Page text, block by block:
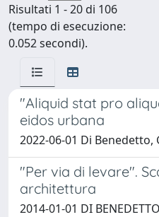
Risultati 1 - 20 di 106
(tempo di esecuzione:
0.052 secondi).
"Aliquid stat pro
eidos urbana
2022-06-01 Di Benedetto,
"Per via di levare".
architettura
2014-01-01 DI